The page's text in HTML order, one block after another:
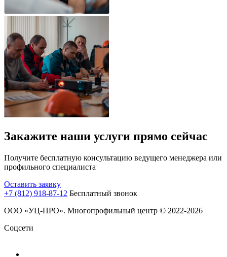
Закажите наши услуги прямо сейчас
Получите бесплатную консультацию ведущего менеджера или
профильного специалиста
Оставить заявку
+7 (812) 918-87-12 Бесплатный звонок
ООО «УЦ-ПРО». Многопрофильный центр © 2022-2026
Соцсети